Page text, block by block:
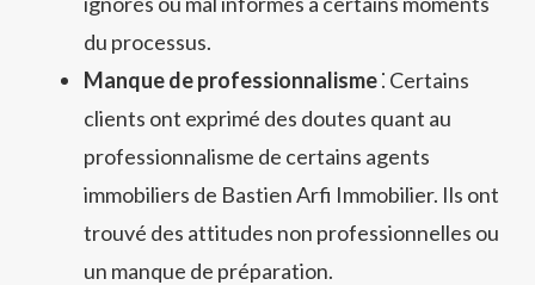
du processus.
Manque de professionnalisme⁚ Certains
clients ont exprimé des doutes quant au
professionnalisme de certains agents
immobiliers de Bastien Arfi Immobilier. Ils ont
trouvé des attitudes non professionnelles ou
un manque de préparation.